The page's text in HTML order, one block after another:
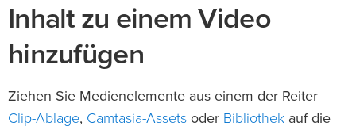
Inhalt zu einem Video
hinzufügen
Ziehen Sie Medienelemente aus einem der Reiter
Clip-Ablage, Camtasia-Assets oder Bibliothek auf die